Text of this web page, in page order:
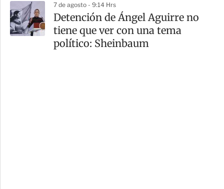
7 de agosto - 9:14 Hrs
Detención de Ángel Aguirre no
tiene que ver con una tema
político: Sheinbaum